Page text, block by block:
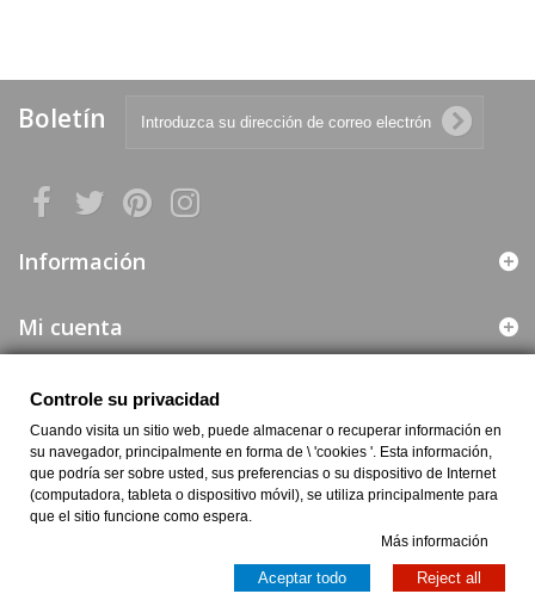
Boletín
Información
Mi cuenta
Web segura
Información de la Empresa
Controle su privacidad
Cuando visita un sitio web, puede almacenar o recuperar información en
su navegador, principalmente en forma de \ 'cookies '. Esta información,
que podría ser sobre usted, sus preferencias o su dispositivo de Internet
(computadora, tableta o dispositivo móvil), se utiliza principalmente para
que el sitio funcione como espera.
Más información
Aceptar todo Reject all